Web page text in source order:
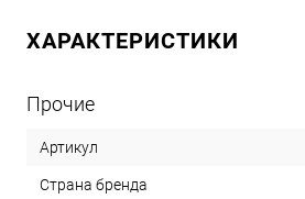
ХАРАКТЕРИСТИКИ
Прочие
Артикул
Страна бренда